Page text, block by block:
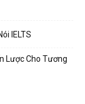
IELTS
Lược Cho Tương